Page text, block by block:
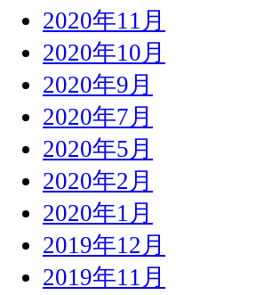
2020年11月
2020年10月
2020年9月
2020年7月
2020年5月
2020年2月
2020年1月
2019年12月
2019年11月